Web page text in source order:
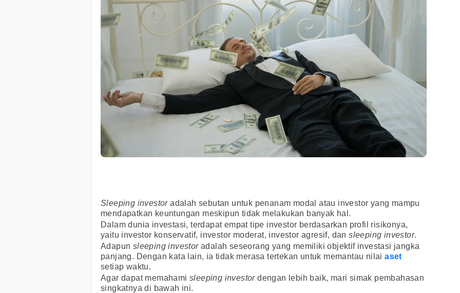
Sleeping investoradalah sebutan untuk penanam modal atau investor yang mampu
mendapatkan keuntungan meskipun tidak melakukan banyak hal.
Dalam dunia investasi, terdapat empat tipe investor berdasarkan profil risikonya,
yaitu investor konservatif, investor moderat, investor agresif, dansleeping investor.
Adapun sleeping investoradalah seseorang yang memiliki objektif investasi jangka
panjang. Dengan kata lain, ia tidak merasa tertekan untuk memantau nilaiaset
setiap waktu.
Agar dapat memahami sleeping investordengan lebih baik, mari simak pembahasan
singkatnya di bawah ini.